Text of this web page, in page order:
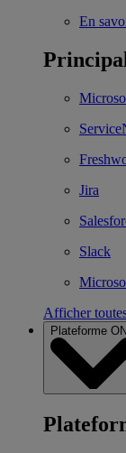
En
Jira
Slack
Afficher
Plateforme